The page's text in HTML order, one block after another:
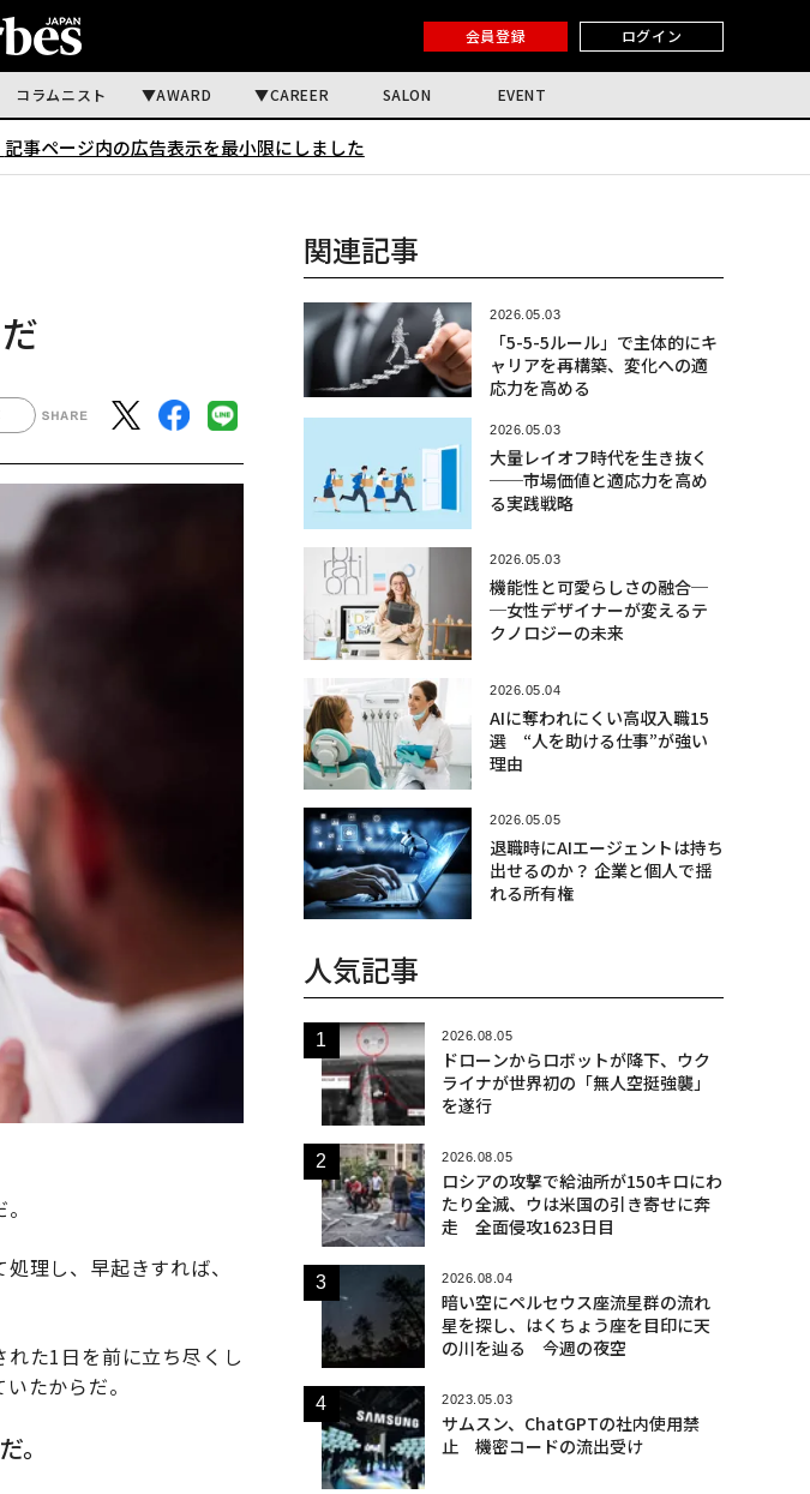
会員登録 ログイン
コラムニスト AWARD CAREER SALON EVENT
記事ページ内の広告表示を最小限にしました
理し、早起きすれば、
た1日を前に立ち尽くし
たからだ。
。
関連記事
2026.05.03
「5-5-5ルール」で主体的にキ
ャリアを再構築、変化への適
応力を高める
2026.05.03
大量レイオフ時代を生き抜く
──市場価値と適応力を高め
る実践戦略
2026.05.03
機能性と可愛らしさの融合─
─女性デザイナーが変えるテ
クノロジーの未来
2026.05.04
AIに奪われにくい高収入職15
選 “人を助ける仕事”が強い
理由
2026.05.05
退職時にAIエージェントは持ち
出せるのか？ 企業と個人で揺
れる所有権
人気記事
2026.08.05
ドローンからロボットが降下、ウク
ライナが世界初の「無人空挺強襲」
を遂行
2026.08.05
ロシアの攻撃で給油所が150キロにわ
たり全滅、ウは米国の引き寄せに奔
走 全面侵攻1623日目
2026.08.04
暗い空にペルセウス座流星群の流れ
星を探し、はくちょう座を目印に天
の川を辿る 今週の夜空
2023.05.03
サムスン、ChatGPTの社内使用禁
止 機密コードの流出受け